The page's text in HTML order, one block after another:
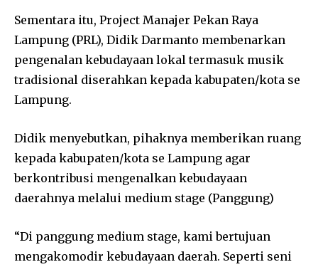
Sementara itu, Project Manajer Pekan Raya
Lampung (PRL), Didik Darmanto membenarkan
pengenalan kebudayaan lokal termasuk musik
tradisional diserahkan kepada kabupaten/kota se
Lampung.
Didik menyebutkan, pihaknya memberikan ruang
kepada kabupaten/kota se Lampung agar
berkontribusi mengenalkan kebudayaan
daerahnya melalui medium stage (Panggung)
“Di panggung medium stage, kami bertujuan
mengakomodir kebudayaan daerah. Seperti seni